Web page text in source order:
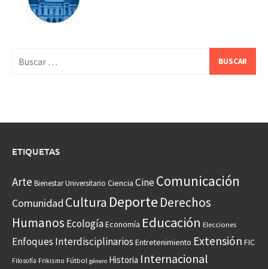
ETIQUETAS
Arte Bienestar Universitario Ciencia CineComunicación
Comunidad Cultura Deporte Derechos
Humanos EcologíaEconomía Educación Elecciones
Enfoques Interdisciplinarios Entretenimiento Extensión FIC
Filosofía Frikismo Fútbol género Historia Internacional